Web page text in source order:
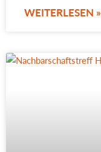
WEITERLESEN »